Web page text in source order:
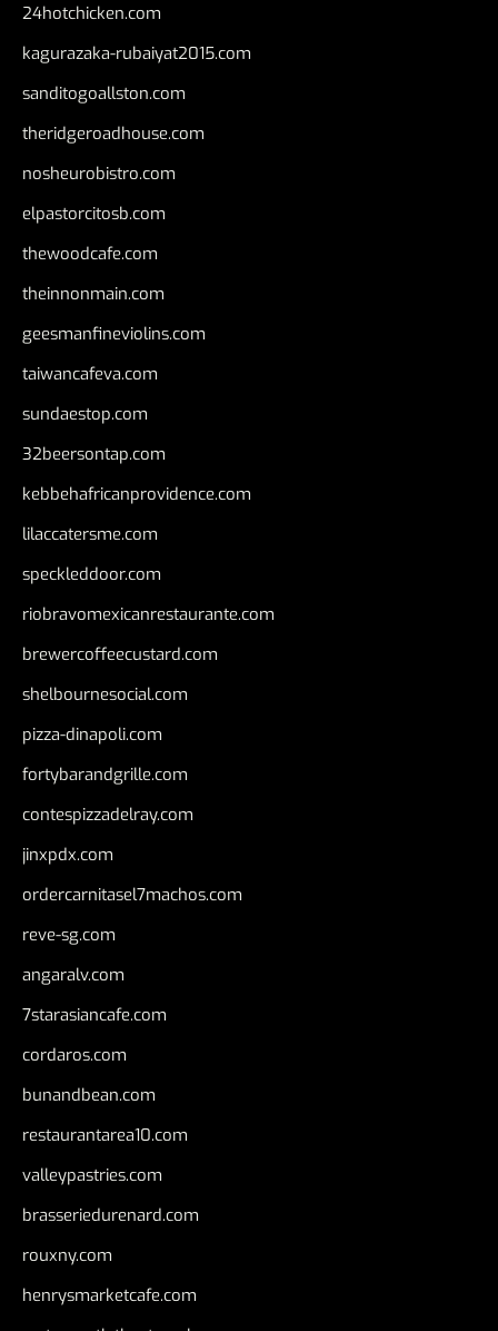
24hotchicken.com
kagurazaka-rubaiyat2015.com
sanditogoallston.com
theridgeroadhouse.com
nosheurobistro.com
elpastorcitosb.com
thewoodcafe.com
theinnonmain.com
geesmanfineviolins.com
taiwancafeva.com
sundaestop.com
32beersontap.com
kebbehafricanprovidence.com
lilaccatersme.com
speckleddoor.com
riobravomexicanrestaurante.com
brewercoffeecustard.com
shelbournesocial.com
pizza-dinapoli.com
fortybarandgrille.com
contespizzadelray.com
jinxpdx.com
ordercarnitasel7machos.com
reve-sg.com
angaralv.com
7starasiancafe.com
cordaros.com
bunandbean.com
restaurantarea10.com
valleypastries.com
brasseriedurenard.com
rouxny.com
henrysmarketcafe.com